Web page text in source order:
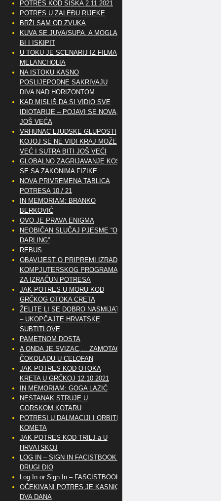
POTRES KOD SISKA 2.11.2021
POTRES U ZALEĐU RIJEKE
BRŽI SAM OD ZVUKA
KUVA SE JUVA/SUPA, A MOGLA
BI I ISKIPIT
U TOKU JE SCENARIJ IZ FILMA
MELANCHOLIA
NA ISTOKU KASNO
POSLIJEPODNE SAKRIVAJU
DIVA NAD HORIZONTOM
KAD MISLIŠ DA SI VIDIO SVE
IDIOTARIJE – POJAVI SE NOVA,..
JOŠ VEĆA
VRHUNAC LJUDSKE GLUPOSTI
KOJOJ SE NE VIDI KRAJ MOŽE
VEĆ I SUTRA BITI JOŠ VEĆI
GLOBALNO ZAGRIJAVANJE KOSI
SE SA ZAKONIMA FIZIKE
NOVA PRIVREMENA TABLICA
POTRESA 10 / 21
IN MEMORIAM: BRANKO
BERKOVIĆ
OVO JE PRAVA ENIGMA
NEOBIČAN SLUČAJ PJESME “OH
DARLING”
REBUS
OBAVIJEST O PRIPREMI IZRADE
KOMPJUTERSKOG PROGRAMA
ZA IZRAČUN POTRESA
JAK POTRES U MORU KOD
GRČKOG OTOKA CRETA
ŽELITE LI SE DOBRO NASMIJATI
– UKOPČAJTE HRVATSKE
SUBTITLOVE
PAMETNOM DOSTA
A ONDA JE SVIZAC,… ZAMOTAO
ČOKOLADU U CELOFAN
JAK POTRES KOD OTOKA
KRETA U GRČKOJ 12.10.2021
IN MEMORIAM: GOGA LAZIĆ
NESTANAK STRUJE U
GORSKOM KOTARU
POTRESI U DALMACIJI I ORBITE
KOMETA
JAK POTRES KOD TRILJ-a U
HRVATSKOJ
LOG IN – SIGN IN FACISTBOOK –
DRUGI DIO
Log In or Sign In – FASCISTBOOK
OČEKIVANI POTRES JE KASNIO
DVA DANA